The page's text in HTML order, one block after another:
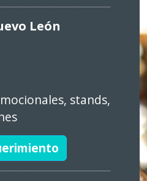
León
stands,